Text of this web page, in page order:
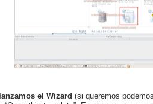
el Wizard (si queremos